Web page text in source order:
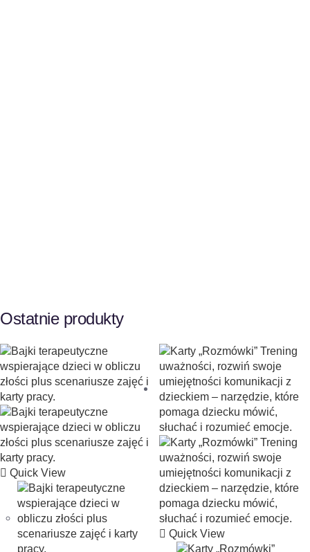
Ostatnie produkty
Quick View
Quick View